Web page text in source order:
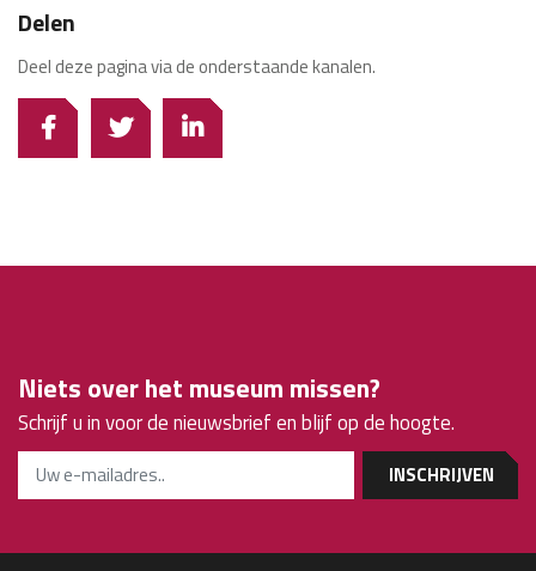
Delen
Deel deze pagina via de onderstaande kanalen.
Niets over het museum missen?
Schrijf u in voor de nieuwsbrief en blijf op de hoogte.
INSCHRIJVEN